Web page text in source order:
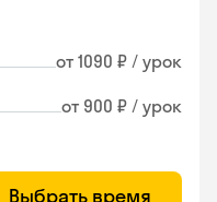
от 1090 ₽ / урок
от 900 ₽ / урок
Выбрать время